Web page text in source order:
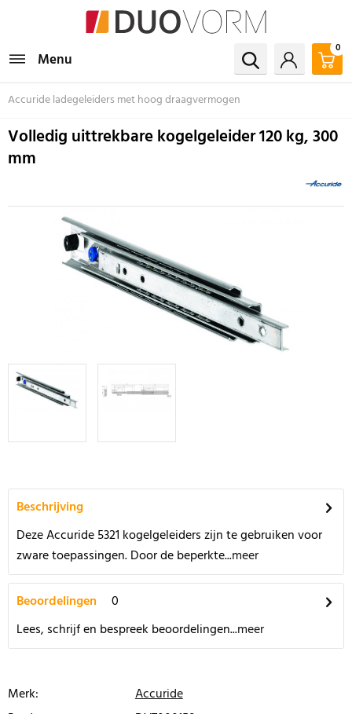
Menu
0
Accuride ladegeleiders met hoog draagvermogen
Volledig uittrekbare kogelgeleider 120 kg, 300
mm
Beschrijving
Deze Accuride 5321 kogelgeleiders zijn te gebruiken voor
zware toepassingen. Door de beperkte...meer
Beoordelingen
0
Lees, schrijf en bespreek beoordelingen...meer
Merk:
Accuride